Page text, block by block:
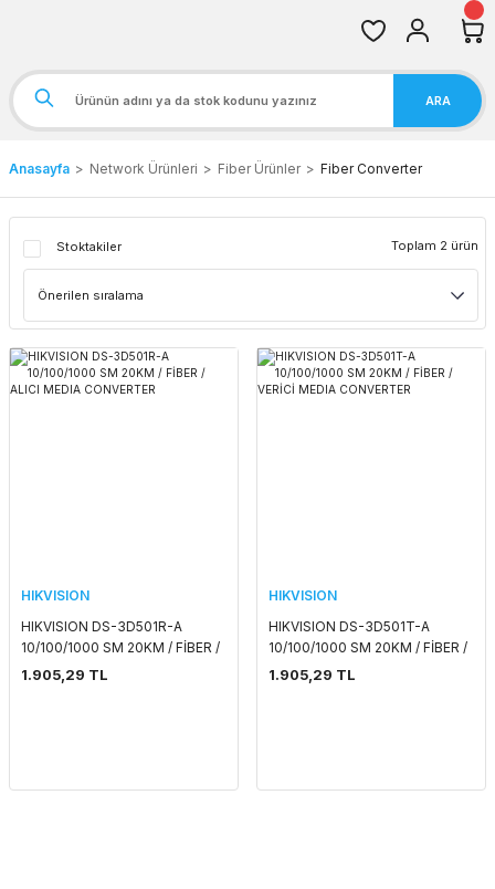
ARA
Anasayfa Network Ürünleri Fiber Ürünler Fiber Converter
Stoktakiler Toplam 2 ürün
HIKVISION
HIKVISION DS-3D501R-A
10/100/1000 SM 20KM / FİBER /
ALICI MEDIA CONVERTER
1.905,29 TL
HIKVISION
HIKVISION DS-3D501T-A
10/100/1000 SM 20KM / FİBER /
VERİCİ MEDIA CONVERTER
1.905,29 TL